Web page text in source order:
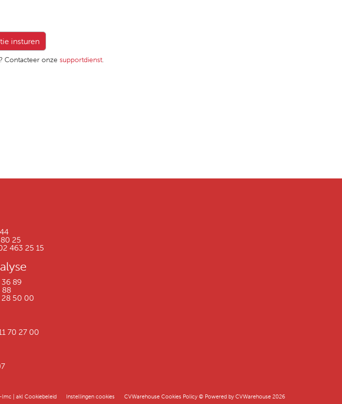
Contacteer onze supportdienst.
25
463 25 15
89
88
50 00
70 27 00
| akl Cookiebeleid Instellingen cookies CVWarehouse Cookies Policy © Powered by CVWarehouse 2026